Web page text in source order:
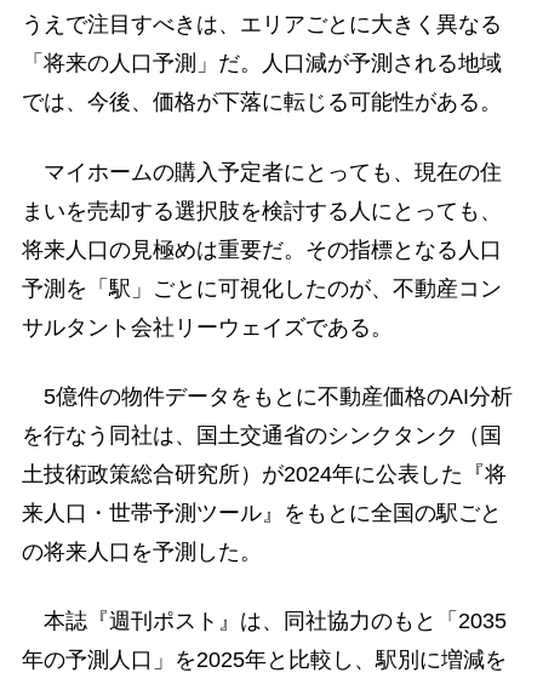
うえで注目すべきは、エリアごとに大きく異なる
「将来の人口予測」だ。人口減が予測される地域
では、今後、価格が下落に転じる可能性がある。
マイホームの購入予定者にとっても、現在の住
まいを売却する選択肢を検討する人にとっても、
将来人口の見極めは重要だ。その指標となる人口
予測を「駅」ごとに可視化したのが、不動産コン
サルタント会社リーウェイズである。
5億件の物件データをもとに不動産価格のAI分析
を行なう同社は、国土交通省のシンクタンク（国
土技術政策総合研究所）が2024年に公表した『将
来人口・世帯予測ツール』をもとに全国の駅ごと
の将来人口を予測した。
本誌『週刊ポスト』は、同社協力のもと「2035
年の予測人口」を2025年と比較し、駅別に増減を